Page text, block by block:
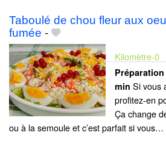
Taboulé de chou fleur aux
fumée -
Kilomètre-0
Préparation
min Si vous
profitez-en
Ça change
ou à la semoule et c’est parfait si vous…